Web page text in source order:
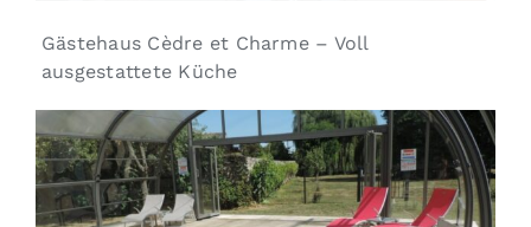
Gästehaus Cèdre et Charme – Voll
ausgestattete Küche